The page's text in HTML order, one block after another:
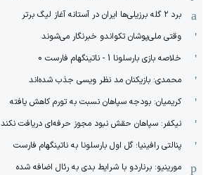
برد ۲ گله برزیلی‌ها ایران در آستانه آغاز لیگ برتر
وقتی ملی‌پوشان تکواندو خبرنگار می‌شوند
خلاصه بازی بارسلونا 1 - ناتینگهام فارست 0
محمدی: بازیکنان مد نظر ویسی جذب شده‌اند
کریمیان: بودجه سپاهان نسبت به تورم کاهش یافته
نیکفر: سپاهان حقش نبود مجوز حرفه‌ای دریافت نکند
پنالتی رافینیا؛ گل اول بارسلونا به ناتینگهام فارست
مورینیو: برناردو با شرایط بدی به رئال اضافه شده